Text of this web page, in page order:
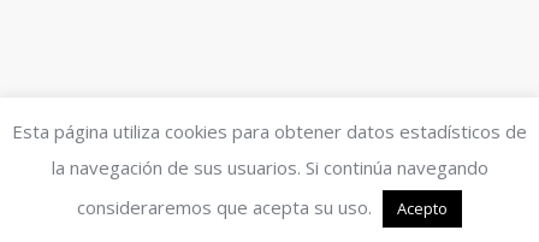
Esta página utiliza cookies para obtener datos estadísticos de
la navegación de sus usuarios. Si continúa navegando
consideraremos que acepta su uso.
Acepto